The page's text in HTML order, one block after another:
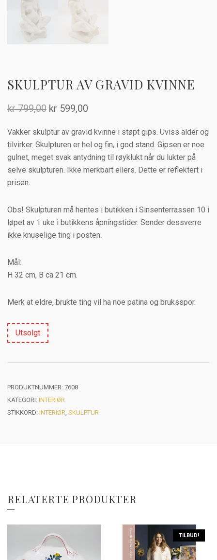
SKULPTUR AV GRAVID KVINNE
kr799,00 Opprinnelig
var:
kr 799,00.
kr 599,00
er:
kr 599,00.
Vakker skulptur av gravid kvinne i støpt gips. Uviss alder og
tilvirker. Skulpturen er hel og fin, i god stand. Gipsen er noe
gulnet, meget svak antydning til røyklukt når du lukter på
selve skulpturen. Ikke merkbart ellers. Dette er reflektert i
prisen.
Obs! Skulpturen må hentes i butikken i Sinsenterrassen 10 i
løpet av 1 uke i butikkens åpningstider. Sender dessverre
ikke knuselige ting i posten.
Mål:
H 32 cm, B ca 21 cm.
Merk at eldre, brukte ting vil ha noe patina og bruksspor.
Utsolgt
PRODUKTNUMMER: 7608
KATEGORI: INTERIØR
STIKKORD: INTERIØR, SKULPTUR
RELATERTE PRODUKTER
TILBUD!